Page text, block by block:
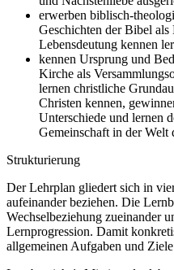
erwerben biblisch-
Geschichten der Bibel
Lebensdeutung kennen
kennen Ursprung und
Kirche als
lernen christliche
Christen kennen,
Unterschiede und lernen
Gemeinschaft in der Welt
Strukturierung
Der Lehrplan gliedert sich in
aufeinander beziehen. Die
Wechselbeziehung zueinander
Lernprogression. Damit
allgemeinen Aufgaben und Ziele